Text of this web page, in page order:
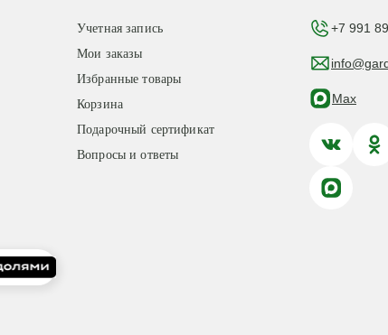
Учетная запись
Мои заказы
Избранные товары
Корзина
Подарочный сертификат
Вопросы и ответы
+7 991
Max